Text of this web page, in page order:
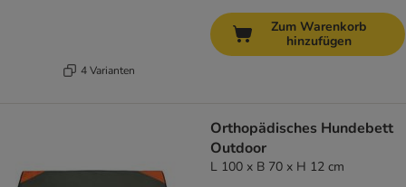
4 Varianten
Zum Warenkorb
hinzufügen
Orthopädisches Hundebett
Outdoor
L 100 x B 70 x H 12 cm